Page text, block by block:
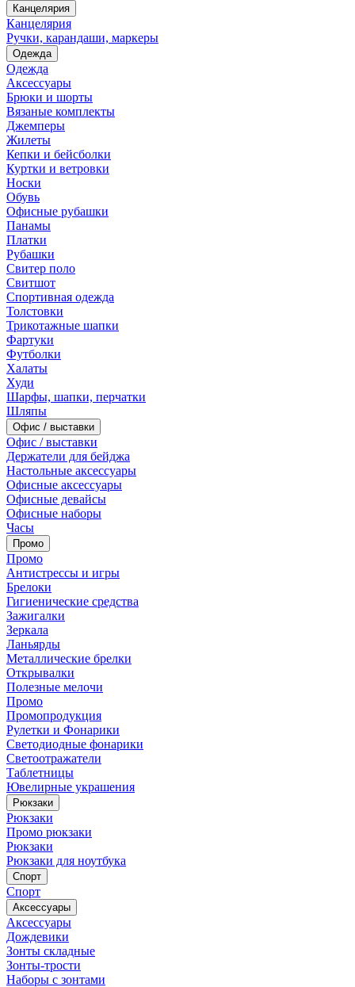
Канцелярия
Канцелярия
Ручки, карандаши, маркеры
Одежда
Одежда
Аксессуары
Брюки и шорты
Вязаные комплекты
Джемперы
Жилеты
Кепки и бейсболки
Куртки и ветровки
Носки
Обувь
Офисные рубашки
Панамы
Платки
Рубашки
Свитер поло
Свитшот
Спортивная одежда
Толстовки
Трикотажные шапки
Фартуки
Футболки
Халаты
Худи
Шарфы, шапки, перчатки
Шляпы
Офис / выставки
Офис / выставки
Держатели для бейджа
Настольные аксессуары
Офисные аксессуары
Офисные девайсы
Офисные наборы
Часы
Промо
Промо
Антистрессы и игры
Брелоки
Гигиенические средства
Зажигалки
Зеркала
Ланьярды
Металлические брелки
Открывалки
Полезные мелочи
Промо
Промопродукция
Рулетки и Фонарики
Светодиодные фонарики
Светоотражатели
Таблетницы
Ювелирные украшения
Рюкзаки
Рюкзаки
Промо рюкзаки
Рюкзаки
Рюкзаки для ноутбука
Спорт
Спорт
Аксессуары
Аксессуары
Дождевики
Зонты складные
Зонты-трости
Наборы с зонтами